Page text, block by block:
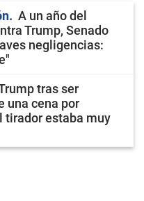
A un año del
Trump, Senado
negligencias:
tras ser
una cena por
tirador estaba muy